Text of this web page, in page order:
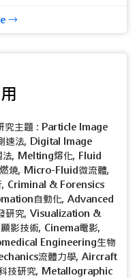
究主題 : Particle Image
速法, Digital Image
法, Melting熔化, Fluid
燒, Micro-Fluid微流體,
Criminal & Forensics
自動化, Advanced
研究, Visualization &
影技術, Cinema電影,
Engineering生物
流體力學, Aircraft
技研究, Metallographic